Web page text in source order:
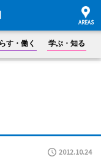
す・働く 学ぶ・知る
2012.10.24